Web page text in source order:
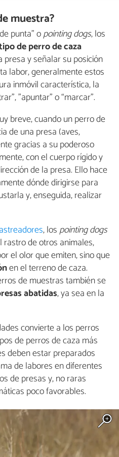
muestra?
punta” opointing dogs, los
deperro de caza
y señalar su posición
labor, generalmente estos
inmóvil característica, la
"apuntar" o “marcar”.
breve, cuando un perro de
de una presa (aves,
gracias a su poderoso
con el cuerpo rígido y
de la presa. Ello hace
dónde dirigirse para
y, enseguida, realizar
, lospointing dogs
de otros animales,
el olor que emiten, sino que
en el terreno de caza.
de muestras también se
abatidas, ya sea en la
convierte a los perros
de perros de caza más
deben estar preparados
de labores en diferentes
de presas y, no raras
poco favorables.